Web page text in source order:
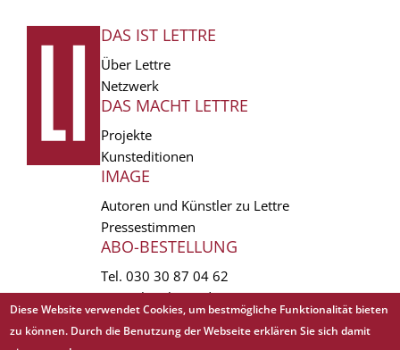
FUSSZEILE
DAS IST LETTRE
Über Lettre
Netzwerk
DAS MACHT LETTRE
Projekte
Kunsteditionen
IMAGE
Autoren und Künstler zu Lettre
Pressestimmen
ABO-BESTELLUNG
Tel. 030 30 87 04 62
vertrieb(at)lettre.de
Diese Website verwendet Cookies, um bestmögliche Funktionalität bieten
zu können. Durch die Benutzung der Webseite erklären Sie sich damit